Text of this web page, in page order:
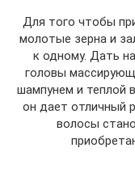
Для того чтобы
молотые зерна и
к одному. Дать
головы
шампунем и теплой
он дает отличный
волосы